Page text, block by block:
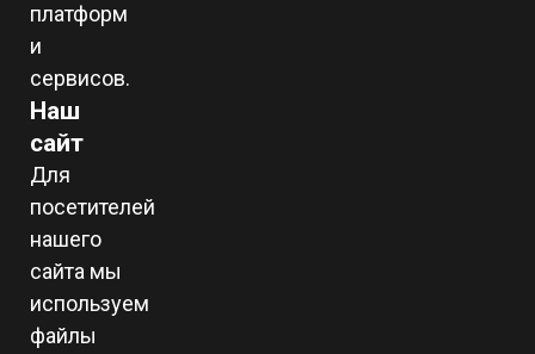
платформ
и
сервисов.
Наш
сайт
Для
посетителей
нашего
сайта мы
используем
файлы